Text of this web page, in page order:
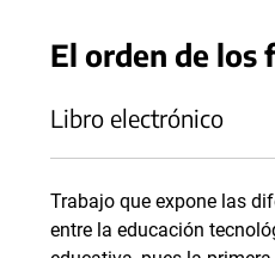
El orden de los
Libro electrónico
Trabajo que expone las
entre la educación